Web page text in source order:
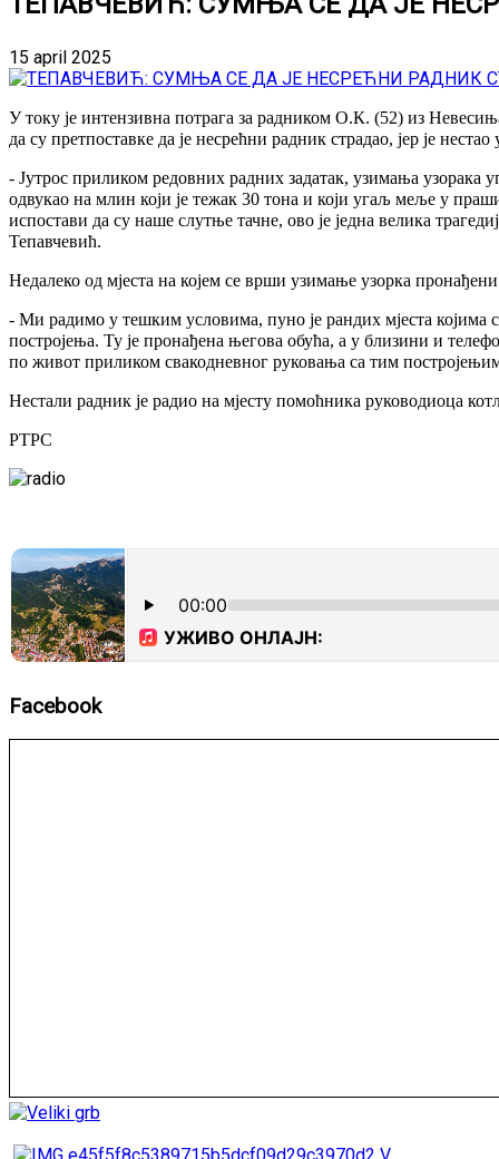
15 april 2025
У току је интензивна потрага за радником О.К. (52) из
да су претпоставке да је несрећни радник страдао, јер је
- Јутрос приликом редовних радних задатак, узимања узорака
одвукао на млин који је тежак 30 тона и који угаљ меље у
испостави да су наше слутње тачне, ово је једна велика
Тепавчевић.
Недалеко од мјеста на којем се врши узимање узорка
- Ми радимо у тешким условима, пуно је рандих мјеста којима
постројења. Ту је пронађена његова обућа, а у близини и
по живот приликом свакодневног руковања са тим
Нестали радник је радио на мјесту помоћника руководиоца
РТРС
Facebook